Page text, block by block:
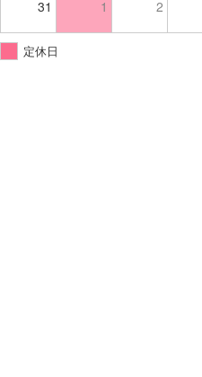
31 1 2
定休日